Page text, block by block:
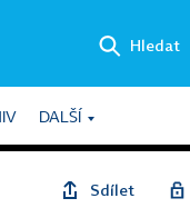
Hledat
DALŠÍ
Sdílet